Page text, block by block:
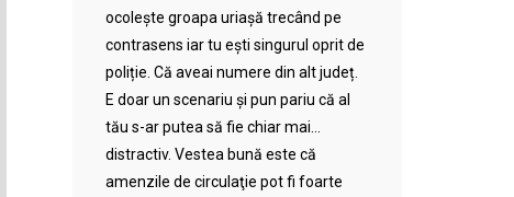
ocolește groapa uriașă trecând pe
contrasens iar tu ești singurul oprit de
poliție. Că aveai numere din alt județ.
E doar un scenariu și pun pariu că al
tău s-ar putea să fie chiar mai…
distractiv. Vestea bună este că
amenzile de circulaţie pot fi foarte